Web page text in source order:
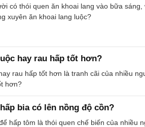
có thói quen ăn khoai lang vào bữa
xuyên ăn khoai lang luộc?
hay rau hấp tốt hơn?
rau hấp tốt hơn là tranh cãi của nhiều
hơn?
bia có lên nồng độ cồn?
hấp tôm là thói quen chế biến của nhiều